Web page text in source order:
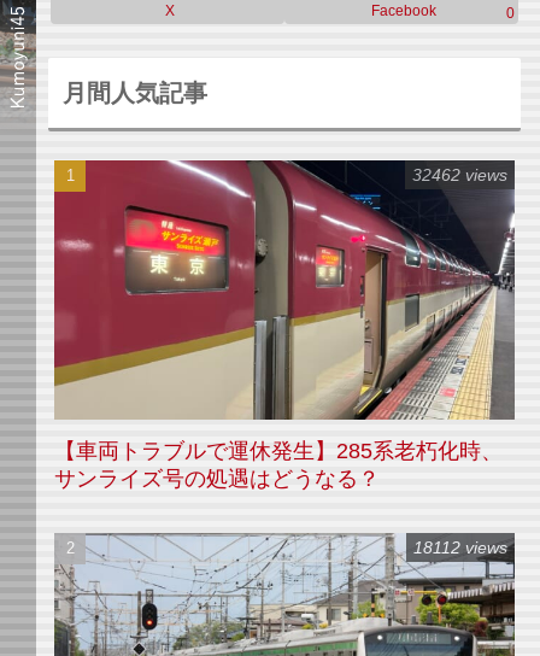
X Facebook 0
月間人気記事
【車両トラブルで運休発生】285系老朽化時、
サンライズ号の処遇はどうなる？
32462 views
18112 views